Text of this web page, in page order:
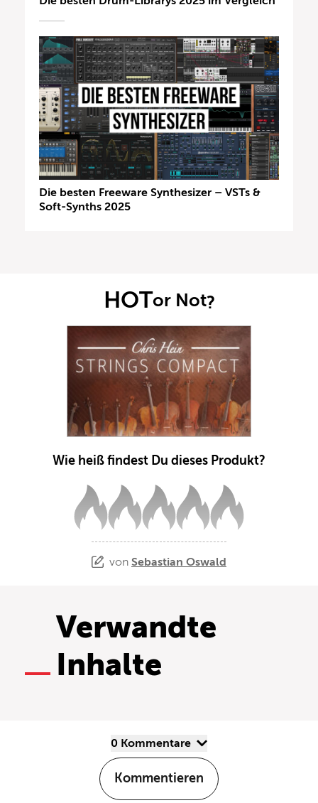
Die besten Freeware Synthesizer – VSTs &
Soft-Synths 2025
HOTor Not?
Wie heiß findest Du dieses Produkt?
von Sebastian Oswald
Verwandte
Inhalte
0 Kommentare
Kommentieren